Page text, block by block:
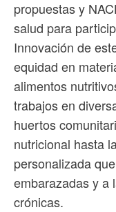
propuestas y
salud para
Innovación de
equidad en
alimentos
trabajos en
huertos
nutricional hasta
personalizada
embarazadas y a
crónicas.